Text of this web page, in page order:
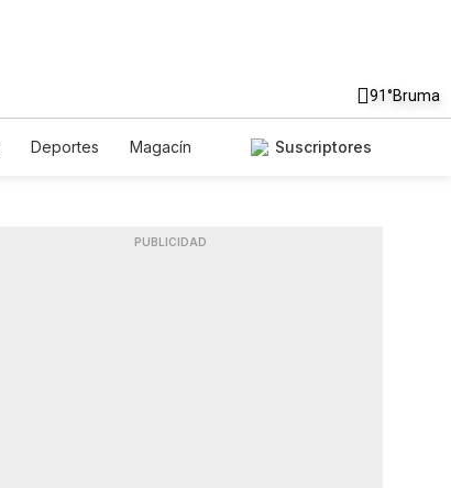
91°Bruma
Deportes
Magacín
Suscriptores
PUBLICIDAD